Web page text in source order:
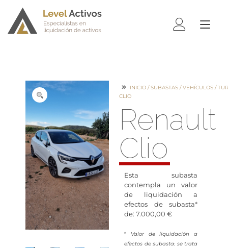
INICIO /SUBASTAS /VEHÍCULOS /
CLIO
Renault
Clio
Esta subasta
contempla un valor
de liquidación a
efectos de subasta*
de: 7.000,00 €
* Valor de liquidación a
efectos de subasta: se trata